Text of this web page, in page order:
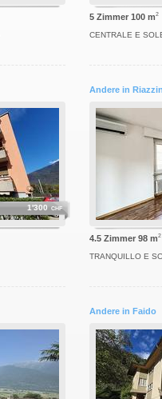
5 Zimmer 100 m2
CENTRALE E
1'300 CHF
Andere in
4.5 Zimmer 98 m2
TRANQUILLO E
Andere in Faido